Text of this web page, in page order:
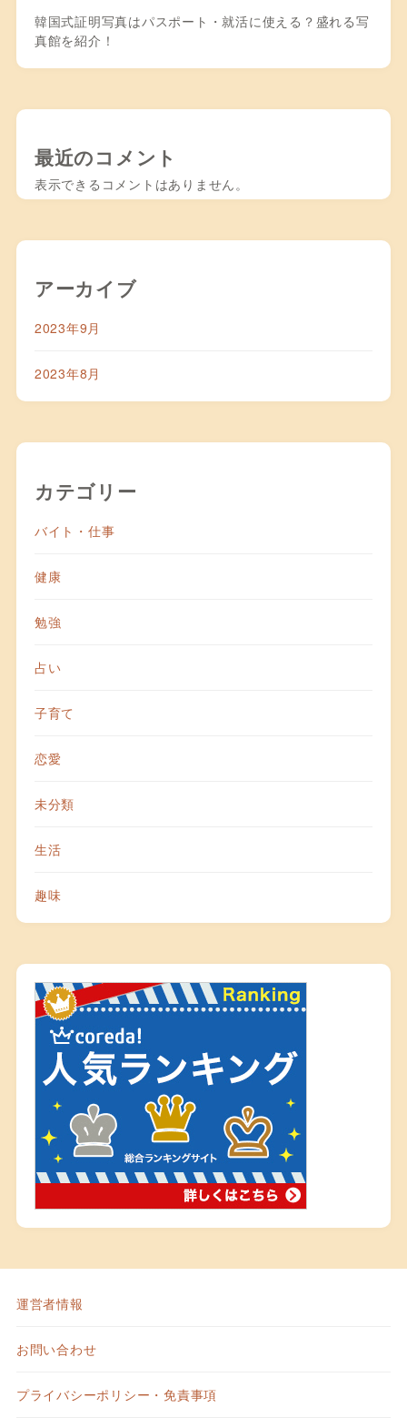
韓国式証明写真はパスポート・就活に使える？盛れる写
真館を紹介！
最近のコメント
表示できるコメントはありません。
アーカイブ
2023年9月
2023年8月
カテゴリー
バイト・仕事
健康
勉強
占い
子育て
恋愛
未分類
生活
趣味
運営者情報
お問い合わせ
プライバシーポリシー・免責事項